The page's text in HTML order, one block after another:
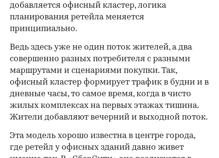
добавляется офисный кластер, логика
планирования ретейла меняется
принципиально.
Ведь здесь уже не один поток жителей, а два
совершенно разных потребителя с разными
маршрутами и сценариями покупки. Так,
офисный кластер формирует трафик в будни и в
дневные часы, то самое время, когда в чисто
жилых комплексах на первых этажах тишина.
Жители добавляют вечерний и выходной поток.
Эта модель хорошо известна в центре города,
где ретейл у офисных зданий давно живет